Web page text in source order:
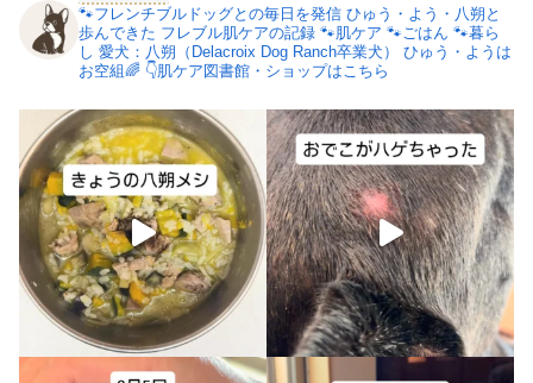
🐾フレンチブルドッグとの毎日を発信 ひゅう・よう・八朔と
歩んできた フレブル肌ケアの記録 🐾肌ケア 🐾ごはん 🐾暮ら
し 愛犬：八朔（Delacroix Dog Ranch卒業犬）
ひゅう・ようは
お空組🌈 👇肌ケア図書館・ショップはこちら